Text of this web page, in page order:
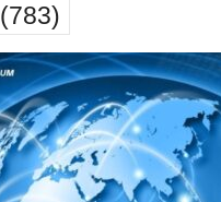
(783)